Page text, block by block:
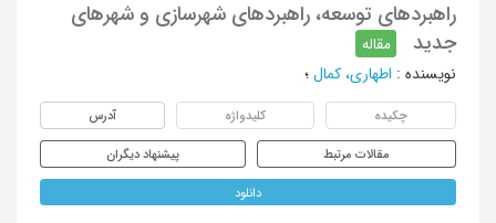
راهبردهای توسعه، راهبردهای شهرسازی و شهرهای
جدید
مقاله
نویسنده : اطهاری، کمال ؛
چکیده کلیدواژه آدرس
مقالات مرتبط پیشنهاد دیگران
دانلود